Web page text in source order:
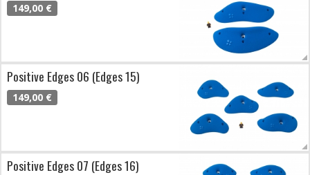
149,00 €
Positive Edges 06 (Edges 15)
149,00 €
Positive Edges 07 (Edges 16)